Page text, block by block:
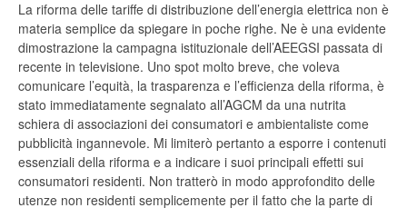
La riforma delle tariffe di distribuzione dell’energia elettrica non è
materia semplice da spiegare in poche righe. Ne è una evidente
dimostrazione la campagna istituzionale dell’AEEGSI passata di
recente in televisione. Uno spot molto breve, che voleva
comunicare l’equità, la trasparenza e l’efficienza della riforma, è
stato immediatamente segnalato all’AGCM da una nutrita
schiera di associazioni dei consumatori e ambientaliste come
pubblicità ingannevole. Mi limiterò pertanto a esporre i contenuti
essenziali della riforma e a indicare i suoi principali effetti sui
consumatori residenti. Non tratterò in modo approfondito delle
utenze non residenti semplicemente per il fatto che la parte di